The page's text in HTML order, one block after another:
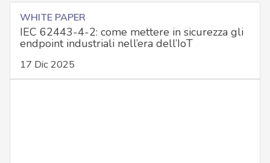
WHITE PAPER
IEC 62443-4-2: come mettere in sicurezza gli
endpoint industriali nell’era dell’IoT
17 Dic 2025